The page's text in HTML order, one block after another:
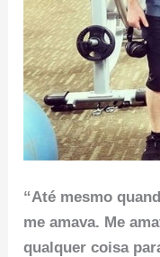
“Até mesmo
me amava. Me
qualquer coisa